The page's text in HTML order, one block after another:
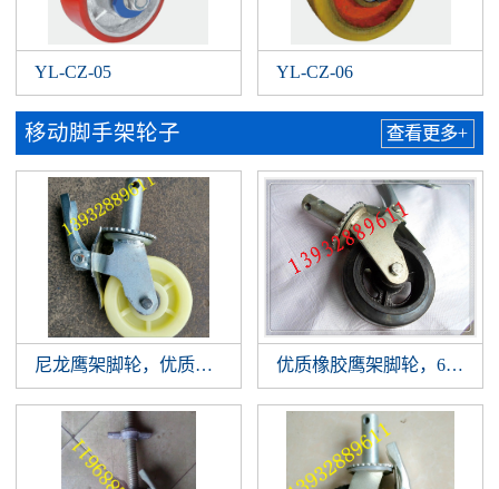
YL-CZ-05 YL-CZ-06
移动脚手架轮子 查看更多+
尼龙鹰架脚轮，优质白尼龙鹰架轮，一体冲压鹰架轮生产
优质橡胶鹰架脚轮，6/8寸